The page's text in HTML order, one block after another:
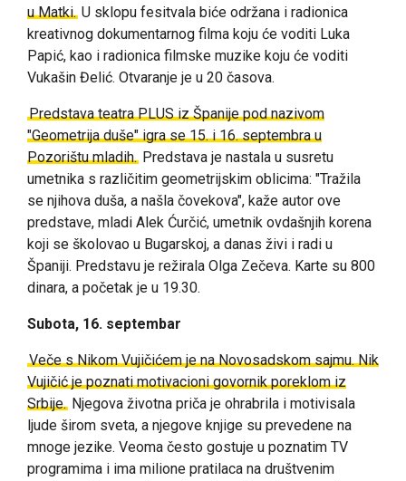
u Matki. U sklopu fesitvala biće održana i radionica
kreativnog dokumentarnog filma koju će voditi Luka
Papić, kao i radionica filmske muzike koju će voditi
Vukašin Đelić. Otvaranje je u 20 časova.
Predstava teatra PLUS iz Španije pod nazivom
"Geometrija duše" igra se 15. i 16. septembra u
Pozorištu mladih. Predstava je nastala u susretu
umetnika s različitim geometrijskim oblicima: "Tražila
se njihova duša, a našla čovekova", kaže autor ove
predstave, mladi Alek Ćurčić, umetnik ovdašnjih korena
koji se školovao u Bugarskoj, a danas živi i radi u
Španiji. Predstavu je režirala Olga Zečeva. Karte su 800
dinara, a početak je u 19.30.
Subota, 16. septembar
Veče s Nikom Vujičićem je na Novosadskom sajmu. Nik
Vujičić je poznati motivacioni govornik poreklom iz
Srbije. Njegova životna priča je ohrabrila i motivisala
ljude širom sveta, a njegove knjige su prevedene na
mnoge jezike. Veoma često gostuje u poznatim TV
programima i ima milione pratilaca na društvenim